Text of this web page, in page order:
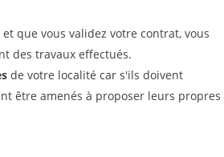
que vous validez votre contrat, vous
des travaux effectués.
de votre localité car s'ils doivent
être amenés à proposer leurs propres